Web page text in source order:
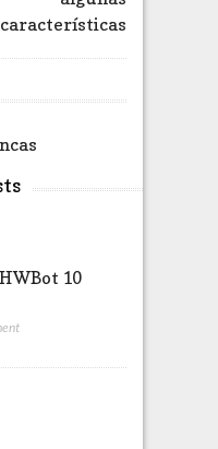
características
10